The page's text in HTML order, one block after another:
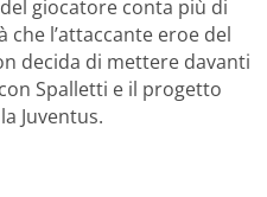
giocatore conta più di
che l’attaccante eroe del
decida di mettere davanti
Spalletti e il progetto
Juventus.